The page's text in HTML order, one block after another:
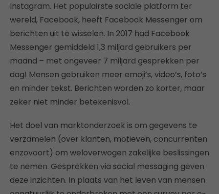
Instagram. Het populairste sociale platform ter
wereld, Facebook, heeft Facebook Messenger om
berichten uit te wisselen. In 2017 had Facebook
Messenger gemiddeld 1,3 miljard gebruikers per
maand – met ongeveer 7 miljard gesprekken per
dag! Mensen gebruiken meer emoji’s, video’s, foto’s
en minder tekst. Berichten worden zo korter, maar
zeker niet minder betekenisvol.
Het doel van marktonderzoek is om gegevens te
verzamelen (over klanten, motieven, concurrenten
enzovoort) om weloverwogen zakelijke beslissingen
te nemen. Gesprekken via social messaging geven
deze inzichten. In plaats van het leven van mensen